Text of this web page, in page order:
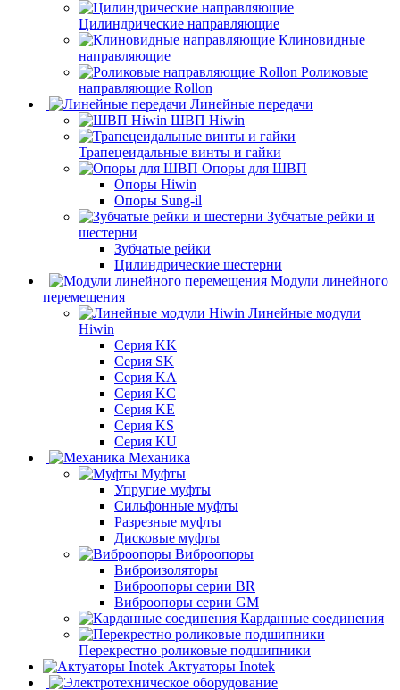
Цилиндрические направляющие
Клиновидные
направляющие
Роликовые
направляющие Rollon
Линейные передачи
ШВП Hiwin
Трапецеидальные винты и гайки
Опоры для ШВП
Опоры Hiwin
Опоры Sung-il
Зубчатые рейки и
шестерни
Зубчатые рейки
Цилиндрические шестерни
Модули линейного
перемещения
Линейные модули
Hiwin
Серия KK
Серия SK
Серия KA
Серия KC
Серия KE
Серия KS
Серия KU
Механика
Муфты
Упругие муфты
Сильфонные муфты
Разрезные муфты
Дисковые муфты
Виброопоры
Виброизоляторы
Виброопоры серии BR
Виброопоры серии GM
Карданные соединения
Перекрестно роликовые подшипники
Актуаторы Inotek